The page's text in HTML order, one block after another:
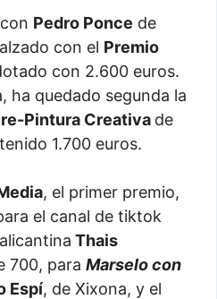
Pedro Ponce de
con el Premio
con 2.600 euros.
ha quedado segunda la
Pintura Creativa de
1.700 euros.
, el primer premio,
el canal de tiktok
Thais
700, para Marselo con
Espí, de Xixona, y el